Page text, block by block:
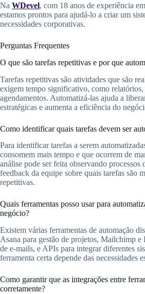
Na WDevel, com 18 anos de experiência
estamos prontos para ajudá-lo a criar um
necessidades corporativas.
Perguntas Frequentes
O que são tarefas repetitivas e por que
Tarefas repetitivas são atividades que são
exigem tempo significativo, como relatórios,
agendamentos. Automatizá-las ajuda a
estratégicas e aumenta a eficiência do
Como identificar quais tarefas devem ser
Para identificar tarefas a serem
consomem mais tempo e que ocorrem de
análise pode ser feita observando processos
feedback da equipe sobre quais tarefas são
repetitivas.
Quais ferramentas posso usar para
negócio?
Existem várias ferramentas de automação
Asana para gestão de projetos, Mailchimp e
de e-mails, e APIs para integrar diferentes
ferramenta certa depende das necessidades
Como garantir que as integrações entre
corretamente?